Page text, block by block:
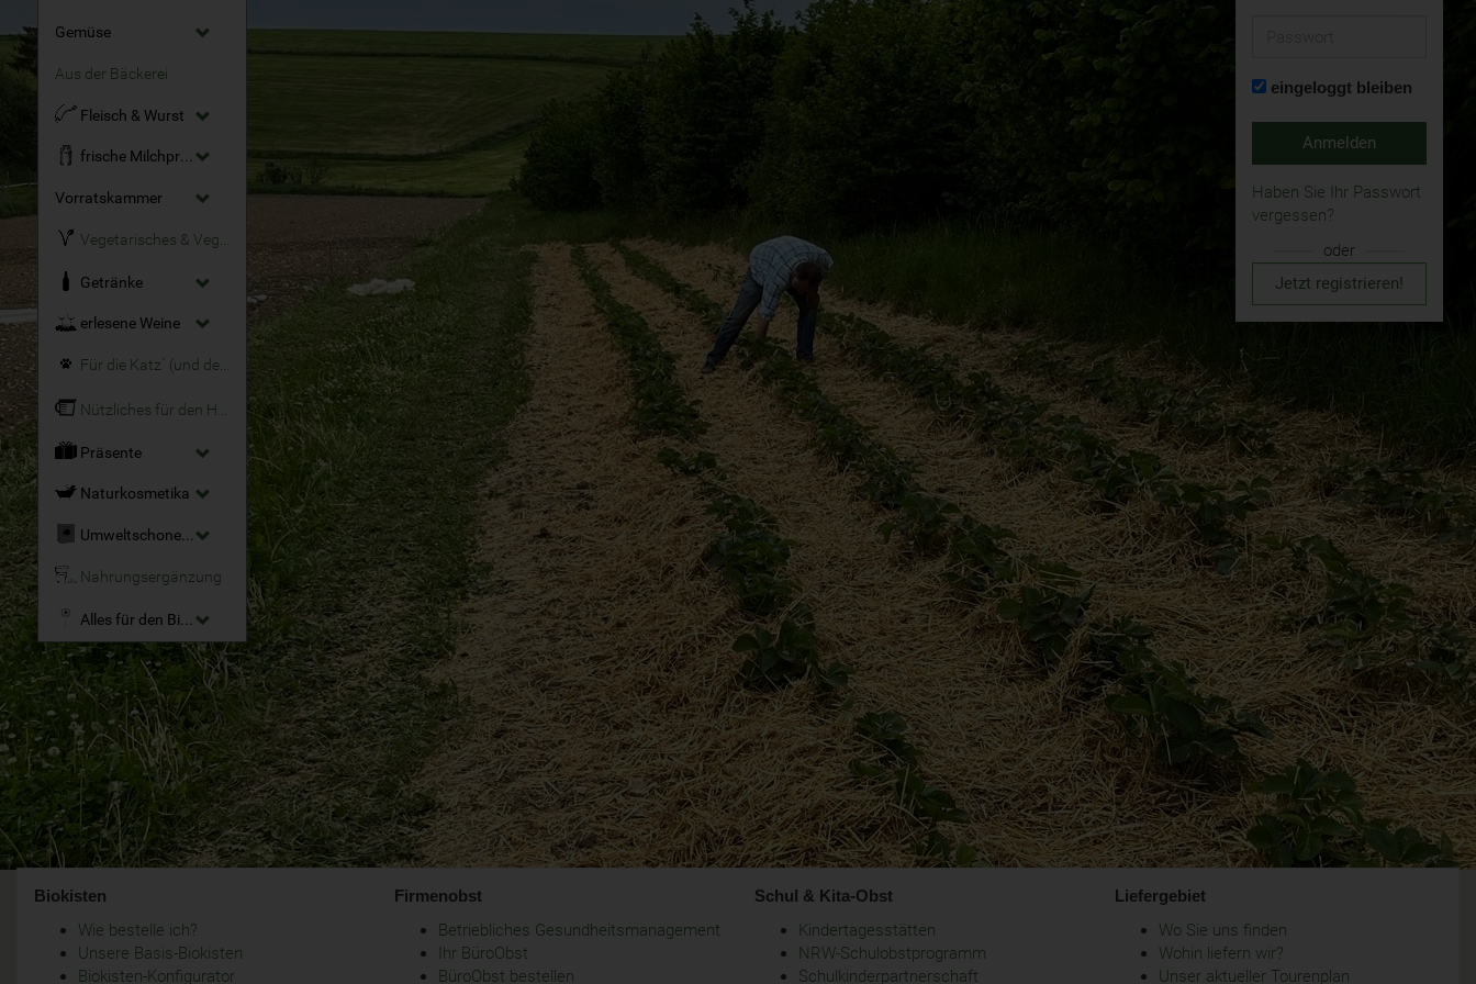
Gemüse
Aus der Bäckerei
Fleisch & Wurst
frische Milchprodukte
Vorratskammer
Getränke
erlesene Weine
Für die Katz´ (und den Hund)
Präsente
Naturkosmetika
Umweltschonende Reinigungsmittel
Nahrungsergänzung
Alles für den Bio-Garten
eingeloggt bleiben
Anmelden
Haben Sie Ihr Passwort
vergessen?
oder
Jetzt registrieren!
Biokisten
Wie bestelle ich?
Unsere Basis-Biokisten
Biokisten-Konfigurator
Firmenobst
Betriebliches Gesundheitsmanagement
Ihr BüroObst
BüroObst bestellen
Schul & Kita-Obst
Kindertagesstätten
NRW-Schulobstprogramm
Schulkinderpartnerschaft
Liefergebiet
Wo Sie uns finden
Wohin liefern wir?
Unser aktueller Tourenplan